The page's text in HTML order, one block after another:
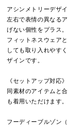
アシンメトリーデザ
左右で表情の異なる
げない個性をプラス。
フィットネスウェア
しても取り入れやす
ザインです。
《セットアップ対応》
同素材のアイテムと
も着用いただけます。
フーディーブルゾン